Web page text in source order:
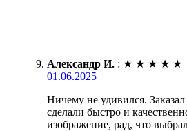
Александр И. : ★ ★ ★ ★ ★
01.06.2025
Ничему не удивился.
сделали быстро и
изображение, рад, что